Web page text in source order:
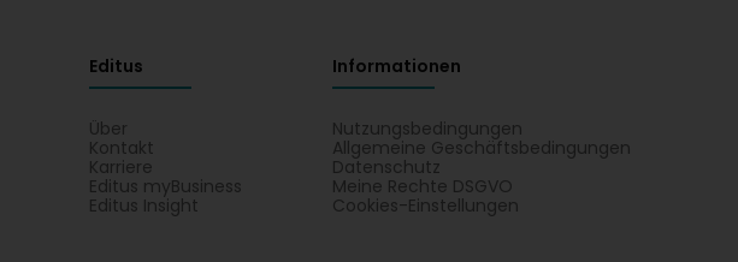
Editus
Über
Kontakt
Karriere
Editus myBusiness
Editus Insight
Informationen
Nutzungsbedingungen
Allgemeine Geschäftsbedingungen
Datenschutz
Meine Rechte DSGVO
Cookies-Einstellungen